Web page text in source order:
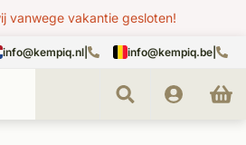
vanwege vakantie gesloten!
info@kempiq.nl info@kempiq.be